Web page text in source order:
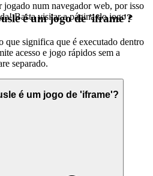
num navegador web, por isso
Basta visitar a página do jogo e
é um jogo de 'iframe'?
que significa que é executado dentro
acesso e jogo rápidos sem a
separado.
é um jogo de 'iframe'?